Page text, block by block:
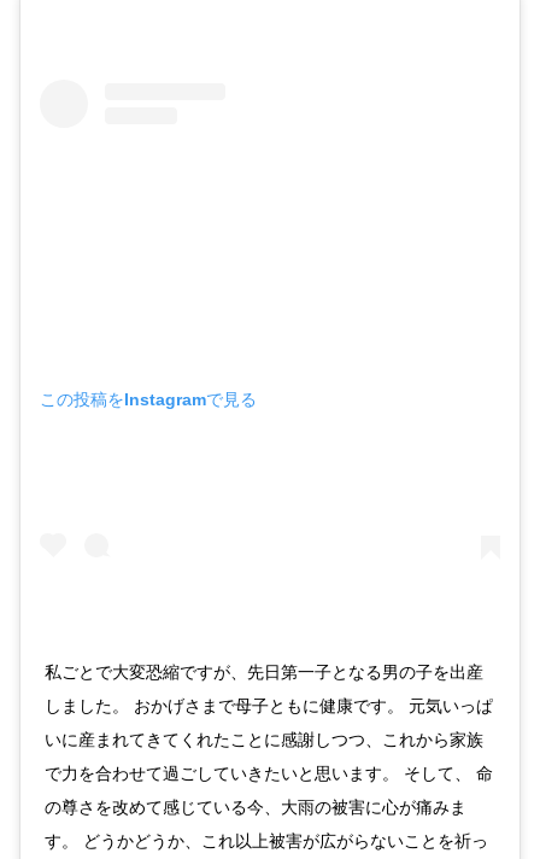
この投稿をInstagramで見る
私ごとで大変恐縮ですが、先日第一子となる男の子を出産
しました。 おかげさまで母子ともに健康です。 元気いっぱ
いに産まれてきてくれたことに感謝しつつ、これから家族
で力を合わせて過ごしていきたいと思います。 そして、 命
の尊さを改めて感じている今、大雨の被害に心が痛みま
す。 どうかどうか、これ以上被害が広がらないことを祈っ